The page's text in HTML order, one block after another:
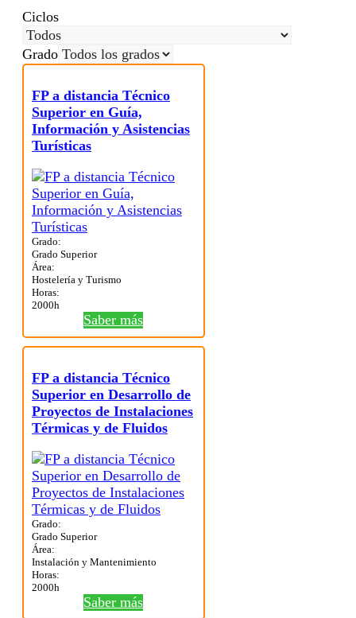
Ciclos
Grado
FP a distancia Técnico
Superior en Guía,
Información y Asistencias
Turísticas
Grado:
Grado Superior
Área:
Hostelería y Turismo
Horas:
2000h
Saber más
FP a distancia Técnico
Superior en Desarrollo de
Proyectos de Instalaciones
Térmicas y de Fluidos
Grado:
Grado Superior
Área:
Instalación y Mantenimiento
Horas:
2000h
Saber más